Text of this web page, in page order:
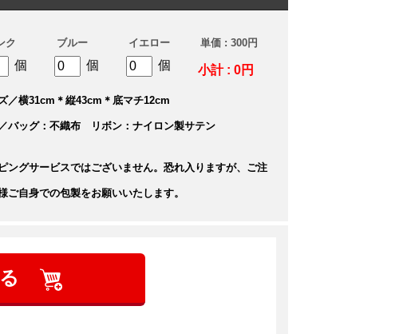
ク
個
ブルー
個
イエロー
個
単価 : 300円
小計 : 0円
／横31cm＊縦43cm＊底マチ12cm
バッグ：不織布 リボン：ナイロン製サテン
ングサービスではございません。恐れ入りますが、ご注
ご自身での包製をお願いいたします。